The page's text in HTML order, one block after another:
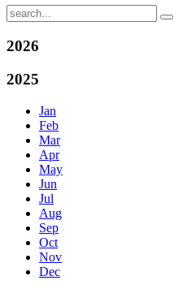
2026
2025
Jan
Feb
Mar
Apr
May
Jun
Jul
Aug
Sep
Oct
Nov
Dec